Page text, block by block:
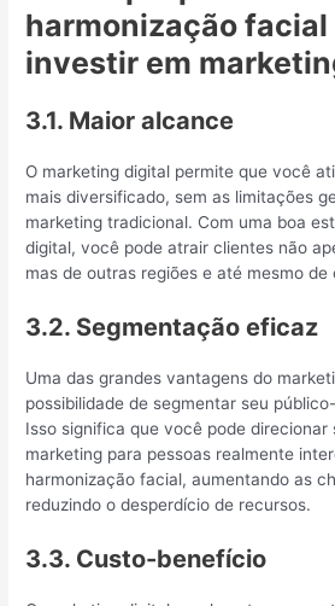
harmonização facial
investir em
3.1. Maior alcance
O marketing digital permite que você
mais diversificado, sem as limitações
marketing tradicional. Com uma boa
digital, você pode atrair clientes não
mas de outras regiões e até mesmo de
3.2. Segmentação eficaz
Uma das grandes vantagens do
possibilidade de segmentar seu
Isso significa que você pode direcionar
marketing para pessoas realmente
harmonização facial, aumentando as
reduzindo o desperdício de recursos.
3.3. Custo-benefício